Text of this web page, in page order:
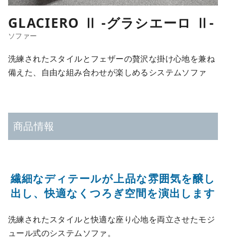
GLACIERO Ⅱ -グラシエーロ Ⅱ-
洗練されたスタイルとフェザーの贅沢な掛け心地を兼ね
備えた、自由な組み合わせが楽しめるシステムソファ
商品情報
繊細なディテールが上品な雰囲気を醸し
出し、快適なくつろぎ空間を演出します
洗練されたスタイルと快適な座り心地を両立させたモジ
ュール式のシステムソファ。